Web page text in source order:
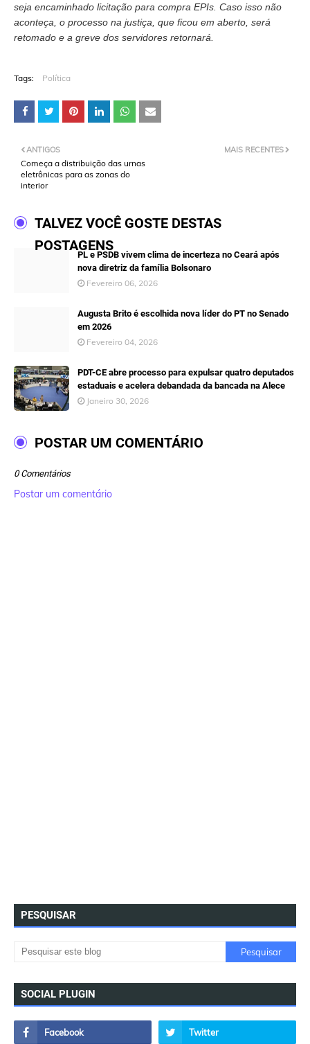
seja encaminhado licitação para compra EPIs. Caso isso não
aconteça, o processo na justiça, que ficou em aberto, será
retomado e a greve dos servidores retornará.
Tags: Política
MAIS RECENTES
ANTIGOS
Começa a distribuição das urnas
eletrônicas para as zonas do
interior
TALVEZ VOCÊ GOSTE DESTAS
POSTAGENS
PL e PSDB vivem clima de incerteza no Ceará após
nova diretriz da família Bolsonaro
Fevereiro 06, 2026
Augusta Brito é escolhida nova líder do PT no Senado
em 2026
Fevereiro 04, 2026
PDT-CE abre processo para expulsar quatro deputados
estaduais e acelera debandada da bancada na Alece
Janeiro 30, 2026
POSTAR UM COMENTÁRIO
0 Comentários
Postar um comentário
PESQUISAR
SOCIAL PLUGIN